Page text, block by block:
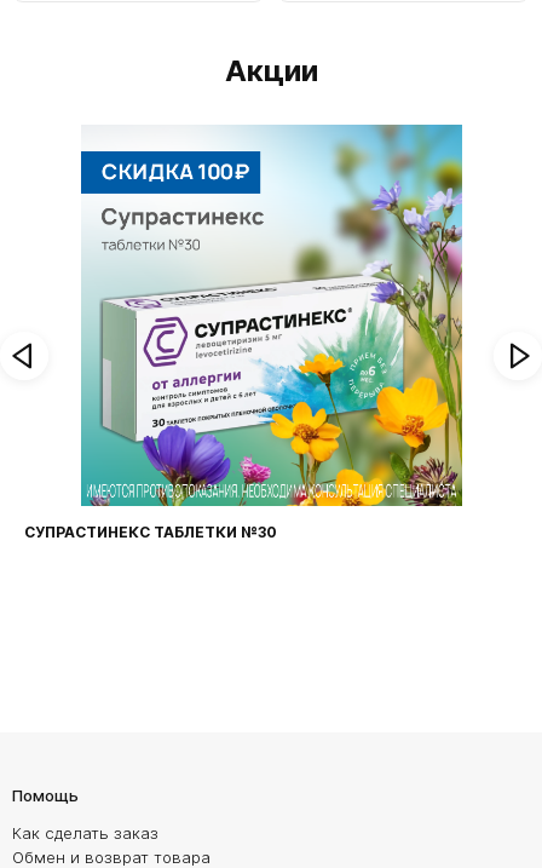
Акции
ТАБЛЕТКИ №30
Помощь
Как сделать заказ
Обмен и возврат товара